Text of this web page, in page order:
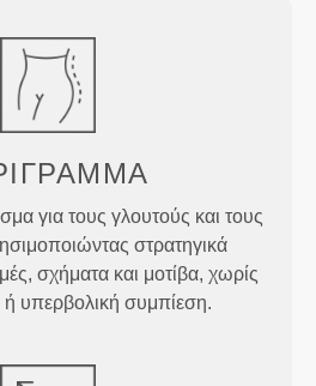
για τους γλουτούς και τους
στρατηγικά
σχήματα και μοτίβα, χωρίς
ή υπερβολική συμπίεση.